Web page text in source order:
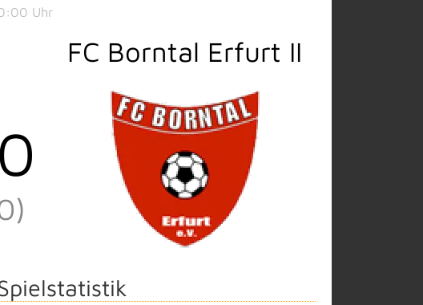
Uhr
FC Borntal Erfurt II
0